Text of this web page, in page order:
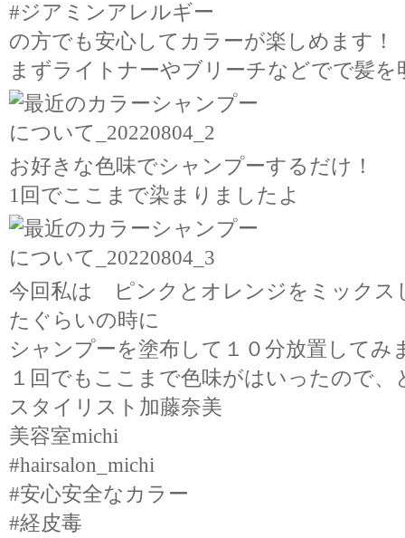
#ジアミンアレルギー
の方でも安心してカラーが楽しめます！
まずライトナーやブリーチなどでで髪を
お好きな色味でシャンプーするだけ！
1回でここまで染まりましたよ
今回私は ピンクとオレンジをミックス
たぐらいの時に
シャンプーを塗布して１０分放置してみ
１回でもここまで色味がはいったので、
スタイリスト加藤奈美
美容室michi
#hairsalon_michi
#安心安全なカラー
#経皮毒